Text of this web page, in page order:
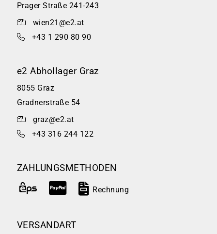
Prager Straße 241-243
wien21@e2.at
+43 1 290 80 90
e2 Abhollager Graz
8055 Graz
Gradnerstraße 54
graz@e2.at
+43 316 244 122
ZAHLUNGSMETHODEN
Rechnung
VERSANDART